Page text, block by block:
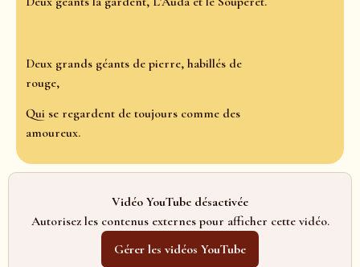
Deux grands géants de pierre, habillés de
rouge,
Qui se regardent de toujours comme des
amoureux.
Vidéo YouTube désactivée
Autorisez les contenus externes pour afficher cette vidéo.
Gérer les vidéos YouTube